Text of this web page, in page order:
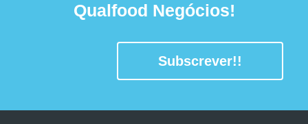
Qualfood Negócios!
Subscrever!!